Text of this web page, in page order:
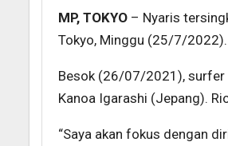
MP, TOKYO – Nyaris
Tokyo, Minggu (25/7/
Besok (26/07/2021), surfer
Kanoa Igarashi (Jepang).
“Saya akan fokus dengan